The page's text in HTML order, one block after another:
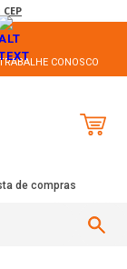
CONOSCO
de compras